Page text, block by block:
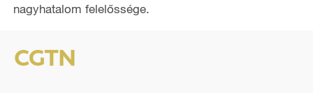
nagyhatalom felelőssége.